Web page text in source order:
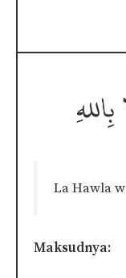
La Hawla
Maksudnya: